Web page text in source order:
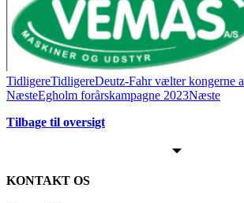
TidligereTidligereDeutz-Fahr vælter kongerne
NæsteEgholm forårskampagne 2023Næste
Tilbage til oversigt
KONTAKT OS